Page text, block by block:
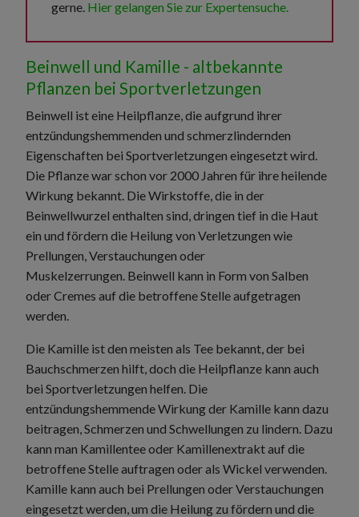
gerne. Hier gelangen Sie zur Expertensuche.
Beinwell und Kamille - altbekannte
Pflanzen bei Sportverletzungen
Beinwell ist eine Heilpflanze, die aufgrund ihrer
entzündungshemmenden und schmerzlindernden
Eigenschaften bei Sportverletzungen eingesetzt wird.
Die Pflanze war schon vor 2000 Jahren für ihre heilende
Wirkung bekannt. Die Wirkstoffe, die in der
Beinwellwurzel enthalten sind, dringen tief in die Haut
ein und fördern die Heilung von Verletzungen wie
Prellungen, Verstauchungen oder
Muskelzerrungen. Beinwell kann in Form von Salben
oder Cremes auf die betroffene Stelle aufgetragen
werden.
Die Kamille ist den meisten als Tee bekannt, der bei
Bauchschmerzen hilft, doch die Heilpflanze kann auch
bei Sportverletzungen helfen. Die
entzündungshemmende Wirkung der Kamille kann dazu
beitragen, Schmerzen und Schwellungen zu lindern. Dazu
kann man Kamillentee oder Kamillenextrakt auf die
betroffene Stelle auftragen oder als Wickel verwenden.
Kamille kann auch bei Prellungen oder Verstauchungen
eingesetzt werden, um die Heilung zu fördern und die